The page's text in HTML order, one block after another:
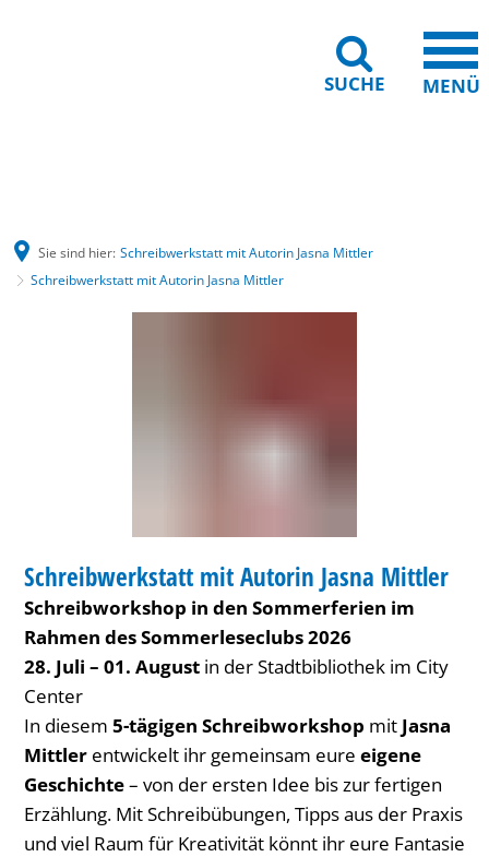
SUCHE MENÜ
Sie sind hier: Schreibwerkstatt mit Autorin Jasna Mittler
Schreibwerkstatt mit Autorin Jasna Mittler
KATEGORIE: BIBLIOTHEK
Schreibwerkstatt mit Autorin Jasna Mittler
Schreibworkshop in den Sommerferien im
Rahmen des Sommerleseclubs 2026
28. Juli – 01. August in der Stadtbibliothek im City
Center
In diesem 5-tägigen Schreibworkshop mit Jasna
Mittler entwickelt ihr gemeinsam eure eigene
Geschichte– von der ersten Idee bis zur fertigen
Erzählung. Mit Schreibübungen, Tipps aus der Praxis
und viel Raum für Kreativität könnt ihr eure Fantasie